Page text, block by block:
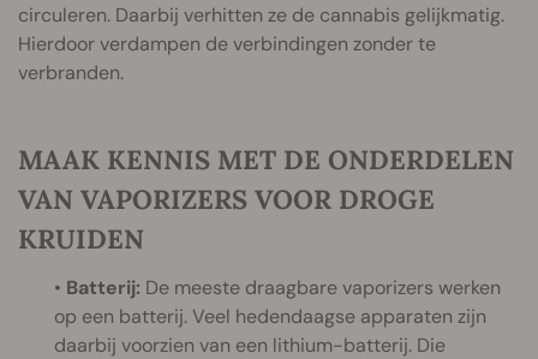
circuleren. Daarbij verhitten ze de cannabis gelijkmatig.
Hierdoor verdampen de verbindingen zonder te
verbranden.
MAAK KENNIS MET DE ONDERDELEN
VAN VAPORIZERS VOOR DROGE
KRUIDEN
• Batterij: De meeste draagbare vaporizers werken
op een batterij. Veel hedendaagse apparaten zijn
daarbij voorzien van een lithium-batterij. Die